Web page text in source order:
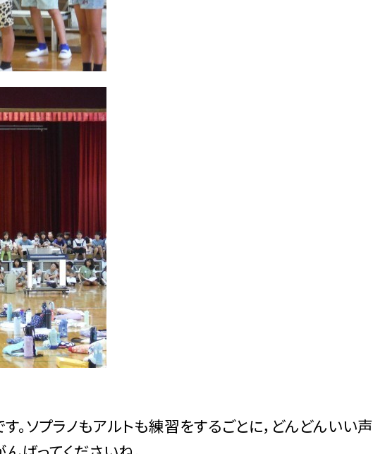
ソプラノもアルトも練習をするごとに，どんどんいい声